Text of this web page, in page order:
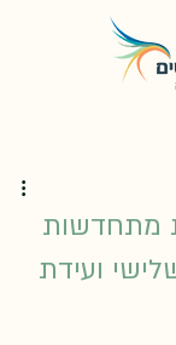
מתחדשות
ועידת